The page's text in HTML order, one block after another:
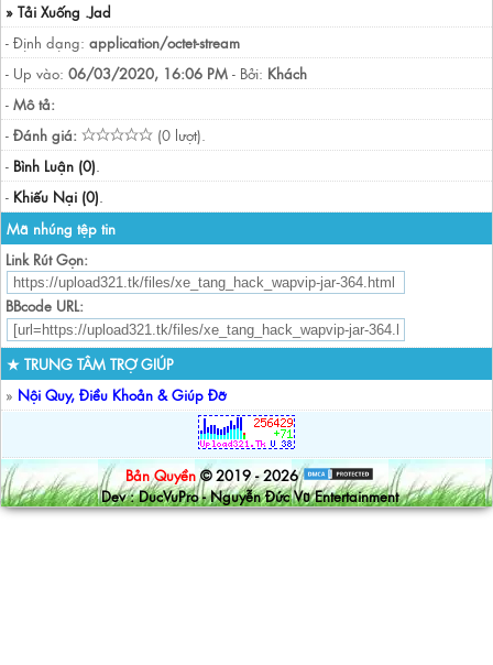
» Tải Xuống .Jad
- Định dạng: application/octet-stream
- Up vào: 06/03/2020, 16:06 PM - Bởi: Khách
- Mô tả:
- Đánh giá:
(0 lượt).
- Bình Luận (0).
- Khiếu Nại (0).
Mã nhúng tệp tin
Link Rút Gọn:
BBcode URL:
★ TRUNG TÂM TRỢ GIÚP
» Nội Quy, Điều Khoản & Giúp Đỡ
Bản Quyền © 2019 - 2026
Dev : DucVuPro - Nguyễn Đức Vũ Entertainment